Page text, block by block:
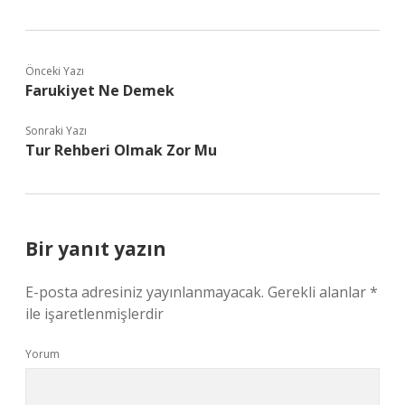
Önceki Yazı
Farukiyet Ne Demek
Sonraki Yazı
Tur Rehberi Olmak Zor Mu
Bir yanıt yazın
E-posta adresiniz yayınlanmayacak. Gerekli alanlar*
ile işaretlenmişlerdir
Yorum